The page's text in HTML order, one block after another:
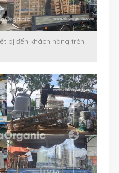
bị đến khách hàng trên